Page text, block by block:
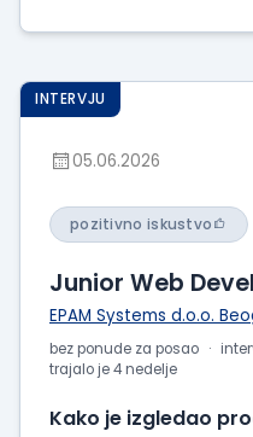
INTERVJU
05.06.2026
pozitivno iskustvo
Junior Web
EPAM Systems d.o.o.
bez ponude za posao
trajalo je 4 nedelje
Kako je izgledao